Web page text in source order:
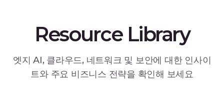
Resource Library
엣지 AI, 클라우드, 네트워크 및 보안에 대한 인사이
트와 주요 비즈니스 전략을 확인해 보세요